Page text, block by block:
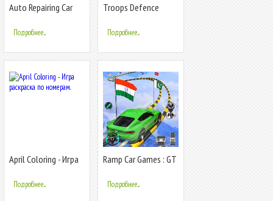
Auto Repairing Car
Games 2019
Подробнее...
Troops Defence
Подробнее...
April Coloring - Игра
номерам.
Подробнее...
Ramp Car Games : GT
Подробнее...